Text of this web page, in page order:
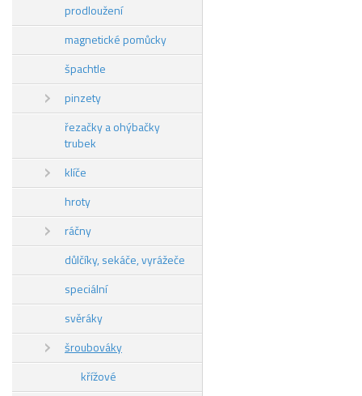
prodloužení
magnetické pomůcky
špachtle
pinzety
řezačky a ohýbačky
trubek
klíče
hroty
ráčny
důlčíky, sekáče, vyrážeče
speciální
svěráky
šroubováky
křížové